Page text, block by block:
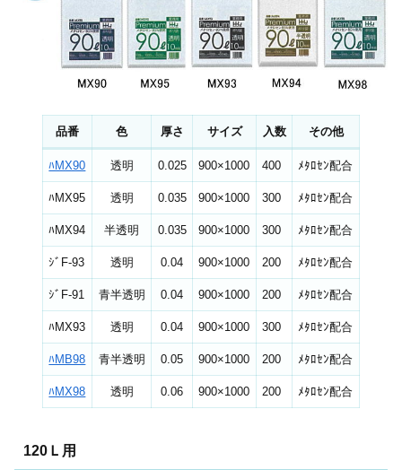
品番 色 厚さ サイズ 入数 その他
ﾊMX90 透明 0.025 900×1000 400 ﾒﾀﾛｾﾝ配合
ﾊMX95 透明 0.035 900×1000 300 ﾒﾀﾛｾﾝ配合
ﾊMX94 半透明 0.035 900×1000 300 ﾒﾀﾛｾﾝ配合
ｼﾞF-93 透明 0.04 900×1000 200 ﾒﾀﾛｾﾝ配合
ｼﾞF-91 青半透明 0.04 900×1000 200 ﾒﾀﾛｾﾝ配合
ﾊMX93 透明 0.04 900×1000 300 ﾒﾀﾛｾﾝ配合
ﾊMB98 青半透明 0.05 900×1000 200 ﾒﾀﾛｾﾝ配合
ﾊMX98 透明 0.06 900×1000 200 ﾒﾀﾛｾﾝ配合
120Ｌ用